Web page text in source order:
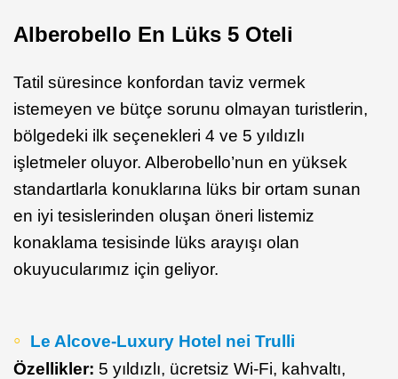
Alberobello En Lüks 5 Oteli
Tatil süresince konfordan taviz vermek
istemeyen ve bütçe sorunu olmayan turistlerin,
bölgedeki ilk seçenekleri 4 ve 5 yıldızlı
işletmeler oluyor. Alberobello’nun en yüksek
standartlarla konuklarına lüks bir ortam sunan
en iyi tesislerinden oluşan öneri listemiz
konaklama tesisinde lüks arayışı olan
okuyucularımız için geliyor.
Le Alcove-Luxury Hotel nei Trulli
Özellikler: 5 yıldızlı, ücretsiz Wi-Fi, kahvaltı,